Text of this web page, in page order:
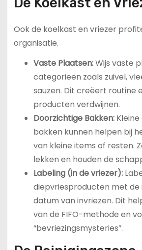
Ook de koelkast en vriezer
organisatie.
Vaste Plaatsen:Wijs vaste
categorieën zoals zuivel,
sauzen. Dit creëert routine
producten verdwijnen.
Doorzichtige Bakken:Kleine
bakken kunnen helpen bij
van kleine items of resten.
lekken en houden de
Labeling (in de vriezer):
diepvriesproducten met de
datum van invriezen. Dit
van de FIFO-methode en
“bevriezingsmysteries”.